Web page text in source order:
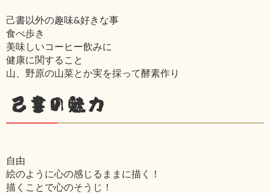
己書以外の趣味&好きな事
食べ歩き
美味しいコーヒー飲みに
健康に関すること
山、野原の山菜とか実を採って酵素作り
己書の魅力
自由
絵のように心の感じるままに描く！
描くことで心のそうじ！